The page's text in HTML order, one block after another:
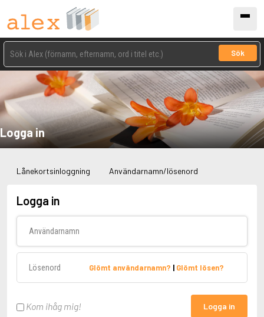
Sök
Logga in
Lånekortsinloggning Användarnamn/lösenord
Logga in
Glömt användarnamn? | Glömt lösen?
Kom ihåg mig! Logga in